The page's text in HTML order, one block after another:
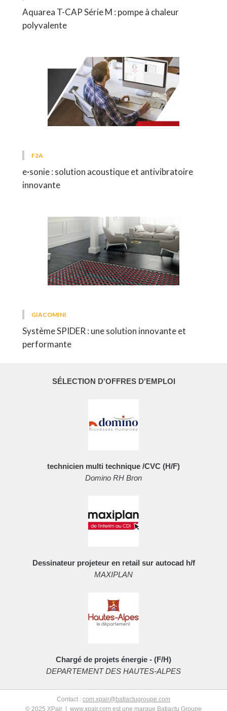
Aquarea T-CAP Série M : pompe à chaleur
polyvalente
F2A
e·sonie : solution acoustique et antivibratoire
innovante
GIACOMINI
Système SPIDER : une solution innovante et
performante
SÉLECTION D'OFFRES D'EMPLOI
technicien multi technique /CVC (H/F)
Domino RH Bron
Dessinateur projeteur en retail sur autocad h/f
MAXIPLAN
Chargé de projets énergie - (F/H)
DEPARTEMENT DES HAUTES-ALPES
Contact : com.xpair@batiactugroupe.com
© 2025 XPair | www.xpair.com est une marque Batiactu Groupe